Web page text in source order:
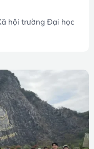
hội trường Đại học